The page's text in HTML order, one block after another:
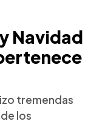
Navidad
tremendas
los